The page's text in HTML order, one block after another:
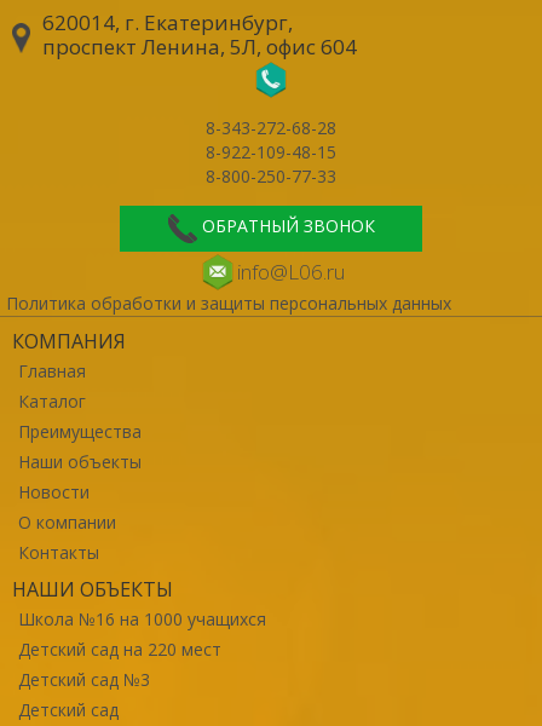
620014, г. Екатеринбург,
проспект Ленина, 5Л, офис 604
8-343-272-68-28
8-922-109-48-15
8-800-250-77-33
ОБРАТНЫЙ ЗВОНОК
info@L06.ru
Политика обработки и защиты персональных данных
КОМПАНИЯ
Главная
Каталог
Преимущества
Наши объекты
Новости
О компании
Контакты
НАШИ ОБЪЕКТЫ
Школа №16 на 1000 учащихся
Детский сад на 220 мест
Детский сад №3
Детский сад